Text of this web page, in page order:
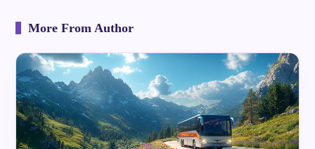
More From Author